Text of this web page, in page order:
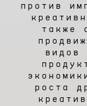
против
также
видов
роста